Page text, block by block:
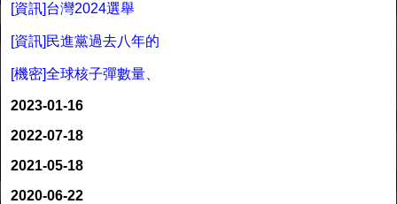
[資訊]台灣2024選舉
[資訊]民進黨過去八年的
[機密]全球核子彈數量、
2023-01-16
2022-07-18
2021-05-18
2020-06-22